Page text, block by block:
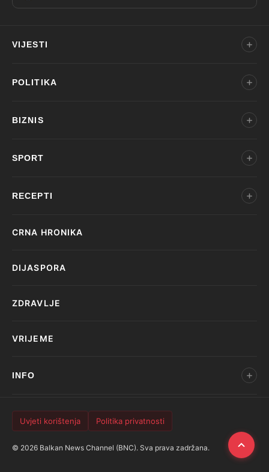
VIJESTI
POLITIKA
BIZNIS
SPORT
RECEPTI
CRNA HRONIKA
DIJASPORA
ZDRAVLJE
VRIJEME
INFO
Uvjeti korištenja Politika privatnosti
© 2026 Balkan News Channel (BNC). Sva prava zadržana.